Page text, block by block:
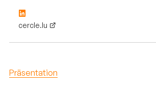
cercle.lu
Präsentation